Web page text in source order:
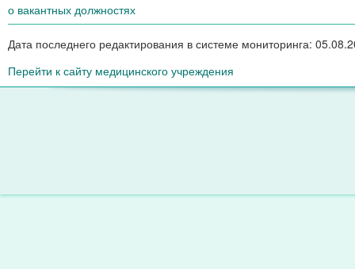
о вакантных должностях
Дата последнего редактирования в системе мониторинга:
Перейти к сайту медицинского учреждения